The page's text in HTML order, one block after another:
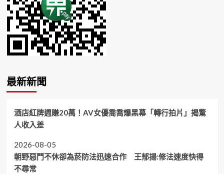
最新新聞
酒店紅牌週賺20萬！AV女優喬喬爆黑幕「轉行拍片」揭驚
人收入差
2026-08-05
朝野惡鬥不休卻為菸防法迅速合作 王郁揚:修法速度快得
不尋常